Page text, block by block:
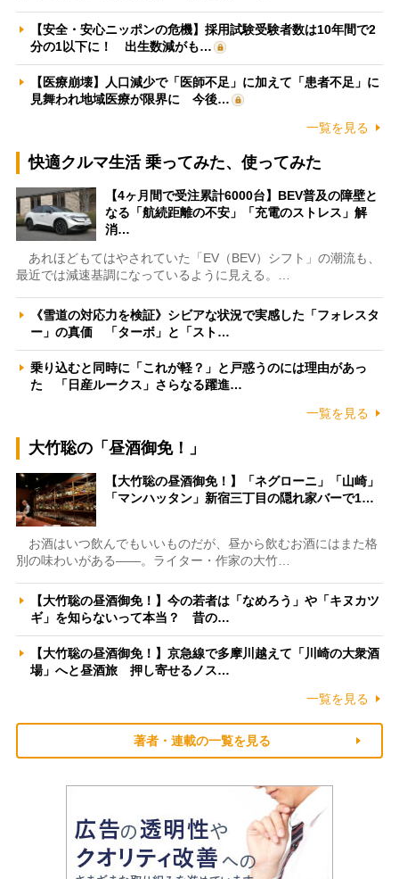
【安全・安心ニッポンの危機】採用試験受験者数は10年間で2
分の1以下に！ 出生数減がも…
【医療崩壊】人口減少で「医師不足」に加えて「患者不足」に
見舞われ地域医療が限界に 今後…
一覧を見る
快適クルマ生活 乗ってみた、使ってみた
【4ヶ月間で受注累計6000台】BEV普及の障壁と
なる「航続距離の不安」「充電のストレス」解
消…
あれほどもてはやされていた「EV（BEV）シフト」の潮流も、
最近では減速基調になっているように見える。…
《雪道の対応力を検証》シビアな状況で実感した「フォレスタ
ー」の真価 「ターボ」と「スト…
乗り込むと同時に「これが軽？」と戸惑うのには理由があっ
た 「日産ルークス」さらなる躍進…
一覧を見る
大竹聡の「昼酒御免！」
【大竹聡の昼酒御免！】「ネグローニ」「山崎」
「マンハッタン」新宿三丁目の隠れ家バーで1…
お酒はいつ飲んでもいいものだが、昼から飲むお酒にはまた格
別の味わいがある――。ライター・作家の大竹…
【大竹聡の昼酒御免！】今の若者は「なめろう」や「キヌカツ
ギ」を知らないって本当？ 昔の…
【大竹聡の昼酒御免！】京急線で多摩川越えて「川崎の大衆酒
場」へと昼酒旅 押し寄せるノス…
一覧を見る
著者・連載の一覧を見る